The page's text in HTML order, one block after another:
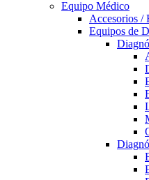
Equipo Médico
Accesorios /
Equipos de